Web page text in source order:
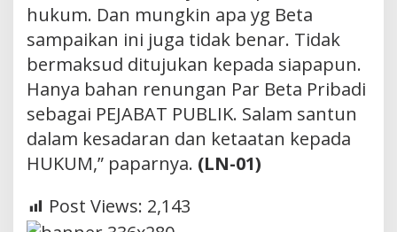
hukum. Dan mungkin apa yg Beta
sampaikan ini juga tidak benar. Tidak
bermaksud ditujukan kepada siapapun.
Hanya bahan renungan Par Beta Pribadi
sebagai PEJABAT PUBLIK. Salam santun
dalam kesadaran dan ketaatan kepada
HUKUM,” paparnya. (LN-01)
Post Views: 2,143